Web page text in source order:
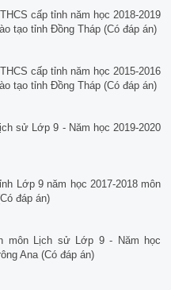
cấp tỉnh năm học 2018-2019
tạo tỉnh Đồng Tháp (Có đáp án)
cấp tỉnh năm học 2015-2016
tạo tỉnh Đồng Tháp (Có đáp án)
sử Lớp 9 - Năm học 2019-2020
Lớp 9 năm học 2017-2018 môn
đáp án)
môn Lịch sử Lớp 9 - Năm học
Ana (Có đáp án)